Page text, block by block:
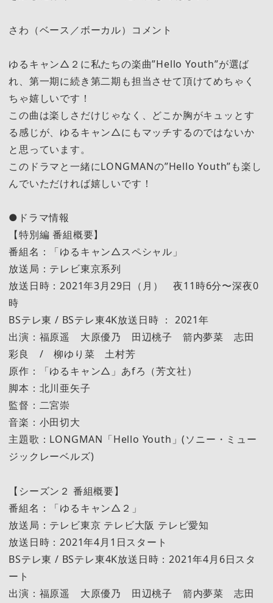
さわ（ベース／ボーカル）コメント
ゆるキャン△２に私たちの楽曲”Hello Youth”が選ば
れ、第一期に続き第二期も担当させて頂けてめちゃく
ちゃ嬉しいです！
この曲は楽しさだけじゃなく、どこか胸がキュッとす
る感じが、ゆるキャン△にもマッチするのではないか
と思っています。
このドラマと一緒にLONGMANの”Hello Youth”も楽し
んでいただければ嬉しいです！
●ドラマ情報
【特別編 番組概要】
番組名：「ゆるキャン△スペシャル」
放送局：テレビ東京系列
放送日時：2021年3月29日（月） 夜11時6分〜深夜0
時
BSテレ東 / BSテレ東4K放送日時 ： 2021年
出演：福原遥 大原優乃 田辺桃子 箭内夢菜 志田
彩良 / 柳ゆり菜 土村芳
原作：「ゆるキャン△」あfろ（芳文社）
脚本：北川亜矢子
監督：二宮崇
音楽：小田切大
主題歌：LONGMAN「Hello Youth」(ソニー・ミュー
ジックレーベルズ)
【シーズン２ 番組概要】
番組名：「ゆるキャン△２」
放送局：テレビ東京 テレビ大阪 テレビ愛知
放送日時：2021年4月1日スタート
BSテレ東 / BSテレ東4K放送日時：2021年4月6日スタ
ート
出演：福原遥 大原優乃 田辺桃子 箭内夢菜 志田